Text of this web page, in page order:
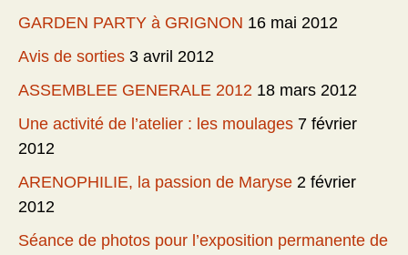
GARDEN PARTY à GRIGNON 16 mai 2012
Avis de sorties 3 avril 2012
ASSEMBLEE GENERALE 2012 18 mars 2012
Une activité de l’atelier : les moulages 7 février
2012
ARENOPHILIE, la passion de Maryse 2 février
2012
Séance de photos pour l’exposition permanente de